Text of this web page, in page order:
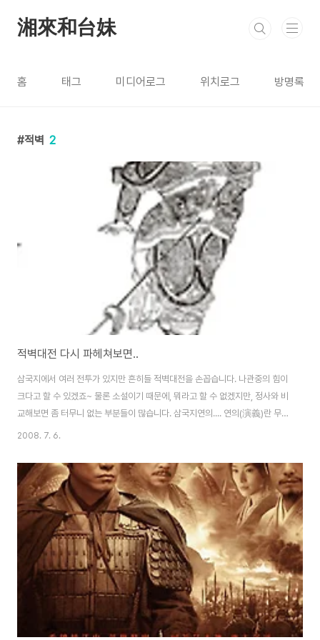
湘來和台妹
홈 태그 미디어로그 위치로그 방명록
적벽 2
적벽대전 다시 파헤쳐보면..
삼국지에서 여러 전투가 있지만 흔히들 적벽대전을 손꼽습니다. 나관중의 힘이
크다고 할 수 있겠죠~ 물론 소설이기 때문에, 뭐라고 할 수 없겠지만, 정사와 비
교해보면 좀 터무니 없는 부분들이 많습니다. 삼국지연의.... 연의(演義)란 무
슨 뜻일지 다시 생각해보면... 연(演)은 '발전시켜 풀어낸다는 뜻이고 의(義)는
전시켜 풀어낸다는 뜻이죠. 연의 앞에 삼국지를 붙인건 유가경전을 연구하는
입장에서 위촉오 삼국시대의 역사를 다시 재조명하여 소설로 풀어냈기 때문에
삼국지 '연의'라고 말합니다. 이러한 과정에서 장편소설로 풀어내고, 유가에서
강조하는 정통 관념, 충효관념을 곳곳에 삽입하다보니 조조가 아주 나쁜이미지
로 부각되고, 관우는..
2008. 7. 6.